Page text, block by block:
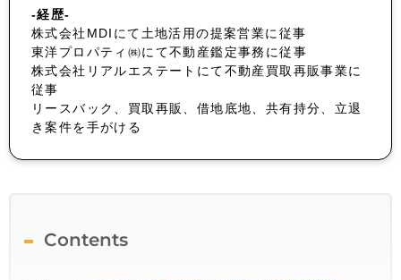
-経歴-
株式会社MDIにて土地活用の提案営業に従事
東洋プロパティ㈱にて不動産鑑定事務に従事
株式会社リアルエステートにて不動産買取再販事業に
従事
リースバック、買取再販、借地底地、共有持分、立退
き案件を手がける
Contents